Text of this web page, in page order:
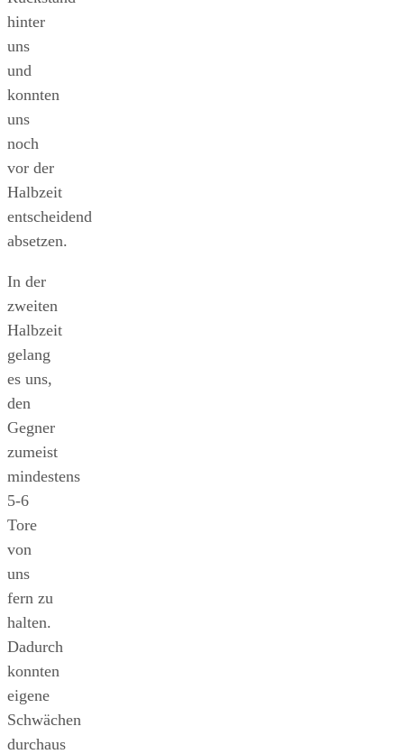
hinter
uns
und
konnten
uns
noch
vor der
Halbzeit
entscheidend
absetzen.
In der
zweiten
Halbzeit
gelang
es uns,
den
Gegner
zumeist
mindestens
5-6
Tore
von
uns
fern zu
halten.
Dadurch
konnten
eigene
Schwächen
durchaus